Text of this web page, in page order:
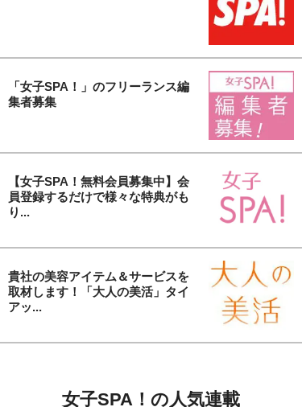
「女子SPA！」のフリーランス編
集者募集
【女子SPA！無料会員募集中】会
員登録するだけで様々な特典がも
り...
貴社の美容アイテム＆サービスを
取材します！「大人の美活」タイ
アッ...
女子SPA！の人気連載